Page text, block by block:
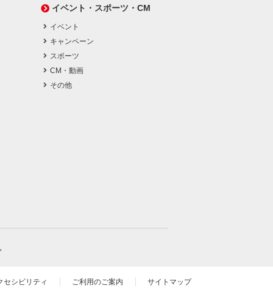
イベント・スポーツ・CM
イベント
キャンペーン
スポーツ
CM・動画
その他
セシビリティ ご利用のご案内 サイトマップ